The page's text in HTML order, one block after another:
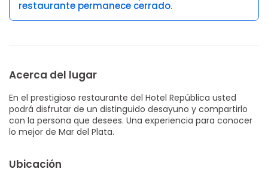
restaurante permanece cerrado.
Acerca del lugar
En el prestigioso restaurante del Hotel República usted
podrá disfrutar de un distinguido desayuno y compartirlo
con la persona que desees. Una experiencia para conocer
lo mejor de Mar del Plata.
Ubicación